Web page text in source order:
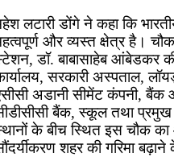
लटारी डोंगे ने कहा कि
और व्यस्त क्षेत्र है।
डॉ. बाबासाहेब आंबेडकर की
सरकारी अस्पताल,
अडानी सीमेंट कंपनी, बैंक
बैंक, स्कूल तथा प्रमुख
के बीच स्थित इस चौक
शहर की गरिमा